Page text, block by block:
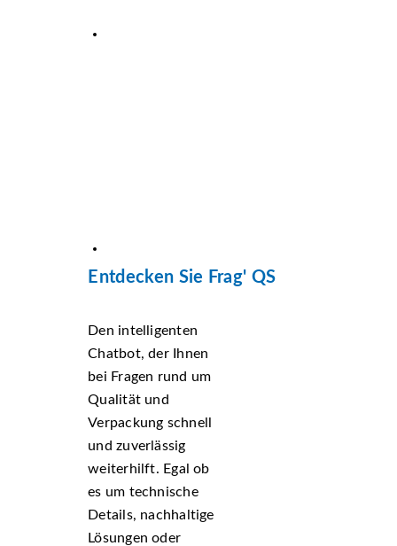
Entdecken Sie Frag' QS
Den intelligenten
Chatbot, der Ihnen
bei Fragen rund um
Qualität und
Verpackung schnell
und zuverlässig
weiterhilft. Egal ob
es um technische
Details, nachhaltige
Lösungen oder